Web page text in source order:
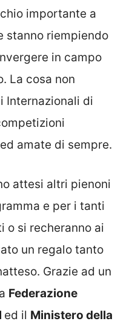
importante a
stanno riempiendo
in campo
La cosa non
Internazionali di
amate di sempre.
attesi altri pienoni
e per i tanti
o si recheranno ai
un regalo tanto
Grazie ad un
Federazione
ed il Ministero della